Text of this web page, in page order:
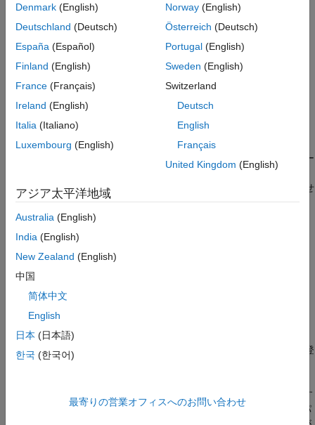
math.hの消去
memcpy の呼び出しの消去
特定の BLAS の使用
この手法を適用するには、コード ジェネレーターを構成してコー
ド生成中にコード置換ライブラリ (CRL) を適用します。既定で
は、コード ジェネレーターはコード置換ライブラリを適用しませ
ん。MathWorks®が提供するライブラリ、および Embedded
Coder ®製品を使用して作成および登録するライブラリから選択
できます。使用可能なライブラリのリストは以下に応じて変わり
ベンダー構成。
Embedded Coder 製品を使用してライブラリを作成および登
GNU99 拡張を含むライブラリは、GCC コンパイラと共に使用す
るためのものです。これらのライブラリのいずれかを別のコンパ
Denmark (English)
Deutschland (Deutsch)
España (Español)
Finland (English)
France (Français)
Ireland (English)
Italia (Italiano)
Luxembourg (English)
Norway(English)
Österreich (Deutsch)
Portugal(English)
Sweden (English)
Switzerland
Deutsch
English
Français
United Kingdom (English)
アジア太平洋地域
Australia (English)
India (English)
New Zealand (English)
中国
简体中文
English
日本 (日本語)
한국 (한국어)
最寄りの営業オフィスへのお問い合わせ